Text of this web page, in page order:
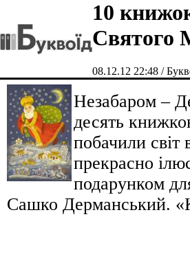
10
Святого
08.12.12 22:48 /
Незабаром –
десять
побачили світ
прекрасно
подарунком
Сашко Дерманський.